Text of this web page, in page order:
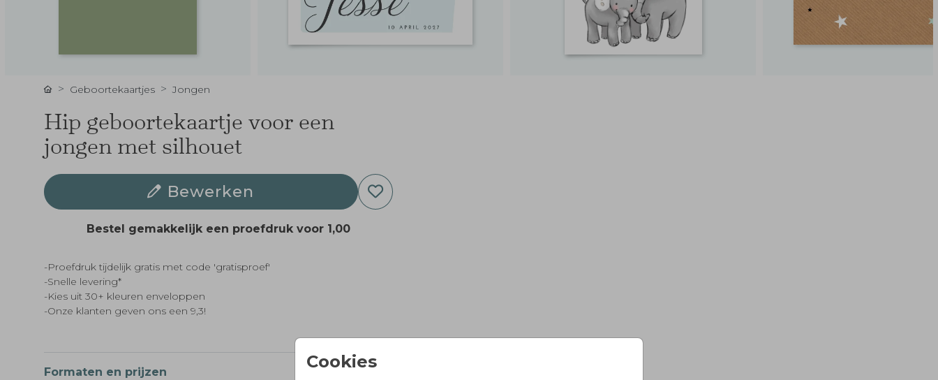
Cookies
Geboortekaartjes Jongen
Hip geboortekaartje voor een
jongen met silhouet
Bewerken
Bestel gemakkelijk een proefdruk voor 1,00
-Proefdruk tijdelijk gratis met code 'gratisproef'
-Snelle levering*
-Kies uit 30+ kleuren enveloppen
-Onze klanten geven ons een 9,3!
Formaten en prijzen